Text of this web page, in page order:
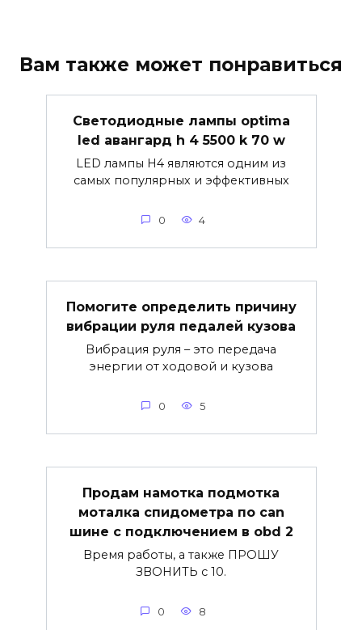
Вам также может понравиться
Светодиодные лампы optima
led авангард h 4 5500 k 70 w
LED лампы H4 являются одним из
самых популярных и эффективных
0 4
Помогите определить причину
вибрации руля педалей кузова
Вибрация руля – это передача
энергии от ходовой и кузова
0 5
Продам намотка подмотка
моталка спидометра по can
шине с подключением в obd 2
Время работы, а также ПРОШУ
ЗВОНИТЬ с 10.
0 8